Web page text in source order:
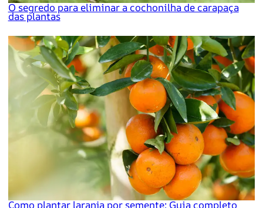
O segredo para eliminar a cochonilha de carapaça
das plantas
Como plantar laranja por semente: Guia completo